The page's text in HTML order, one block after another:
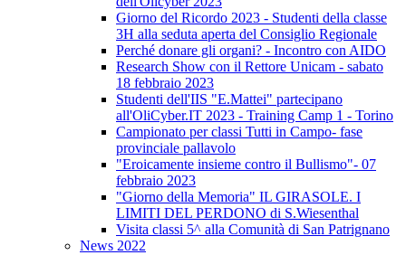
Giorno del Ricordo 2023 - Studenti della classe
3H alla seduta aperta del Consiglio Regionale
Perché donare gli organi? - Incontro con AIDO
Research Show con il Rettore Unicam - sabato
18 febbraio 2023
Studenti dell'IIS "E.Mattei" partecipano
all'OliCyber.IT 2023 - Training Camp 1 - Torino
Campionato per classi Tutti in Campo- fase
provinciale pallavolo
"Eroicamente insieme contro il Bullismo"- 07
febbraio 2023
"Giorno della Memoria" IL GIRASOLE. I
LIMITI DEL PERDONO di S.Wiesenthal
Visita classi 5^ alla Comunità di San Patrignano
News 2022